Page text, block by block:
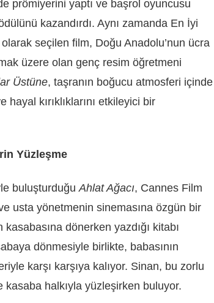
prömiyerini yaptı ve başrol oyuncusu
kazandırdı. Aynı zamanda En İyi
seçilen film, Doğu Anadolu’nun ücra
üzere olan genç resim öğretmeni
Üstüne, taşranın boğucu atmosferi içinde
hayal kırıklıklarını etkileyici bir
Yüzleşme
buluşturduğu Ahlat Ağacı, Cannes Film
usta yönetmenin sinemasına özgün bir
dönerken yazdığı kitabı
dönmesiyle birlikte, babasının
karşı karşıya kalıyor. Sinan, bu zorlu
halkıyla yüzleşirken buluyor.